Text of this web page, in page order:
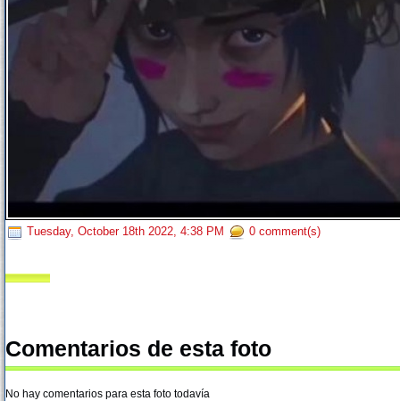
Tuesday, October 18th 2022, 4:38 PM 0 comment(s)
Comentarios de esta foto
No hay comentarios para esta foto todavía